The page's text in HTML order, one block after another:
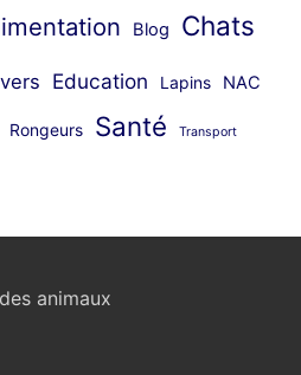
Blog Chats
Education Lapins NAC
Rongeurs Santé Transport
animaux